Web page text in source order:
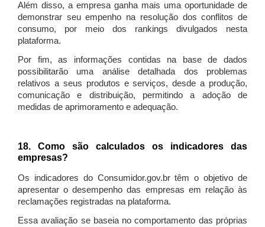
Além disso, a empresa ganha mais uma oportunidade de
demonstrar seu empenho na resolução dos conflitos de
consumo, por meio dos rankings divulgados nesta
plataforma.
Por fim, as informações contidas na base de dados
possibilitarão uma análise detalhada dos problemas
relativos a seus produtos e serviços, desde a produção,
comunicação e distribuição, permitindo a adoção de
medidas de aprimoramento e adequação.
18. Como são calculados os indicadores das
empresas?
Os indicadores do Consumidor.gov.br têm o objetivo de
apresentar o desempenho das empresas em relação às
reclamações registradas na plataforma.
Essa avaliação se baseia no comportamento das próprias